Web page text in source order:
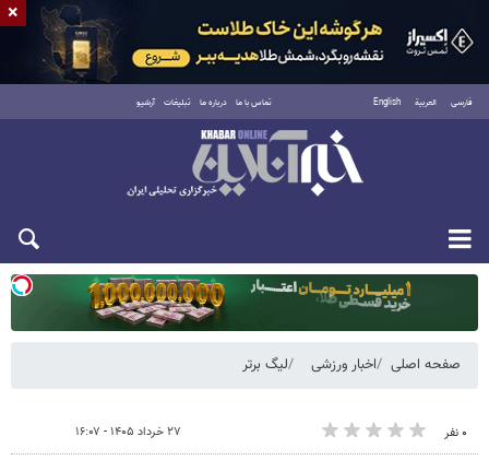
فارسی العربية English تماس با ما درباره ما تبلیغات آرشیو
دوشنبه ۱۹ مرداد ۱۴۰۵
صفحه اصلی اخبار ورزشی لیگ برتر
۰ نفر ۲۷ خرداد ۱۴۰۵ - ۱۶:۰۷
×